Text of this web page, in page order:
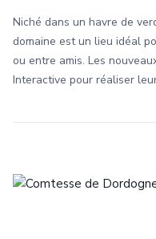
Niché dans un havre de
domaine est un lieu idéal
ou entre amis. Les
Interactive pour réaliser